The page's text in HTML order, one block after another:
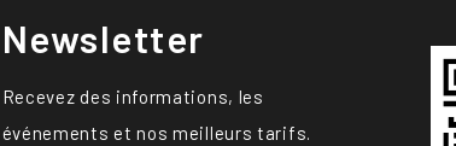
Newsletter
Recevez des informations, les
événements et nos meilleurs tarifs.